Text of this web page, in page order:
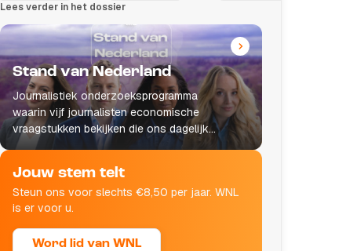
Lees verder in het dossier
Stand van Nederland
Journalistiek onderzoeksprogramma
waarin vijf journalisten economische
vraagstukken bekijken die ons dagelijks
leven raken.
Jouw stem telt
Steun ons voor slechts €8,50 per jaar. WNL
is er voor u.
Word lid van WNL